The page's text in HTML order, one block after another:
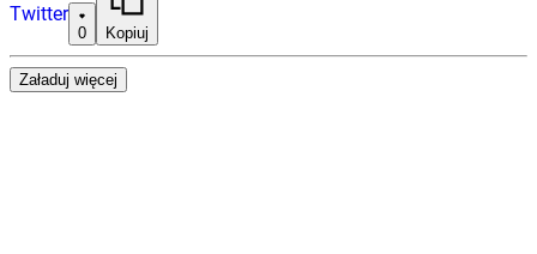
Twitter
0 Kopiuj
Załaduj więcej